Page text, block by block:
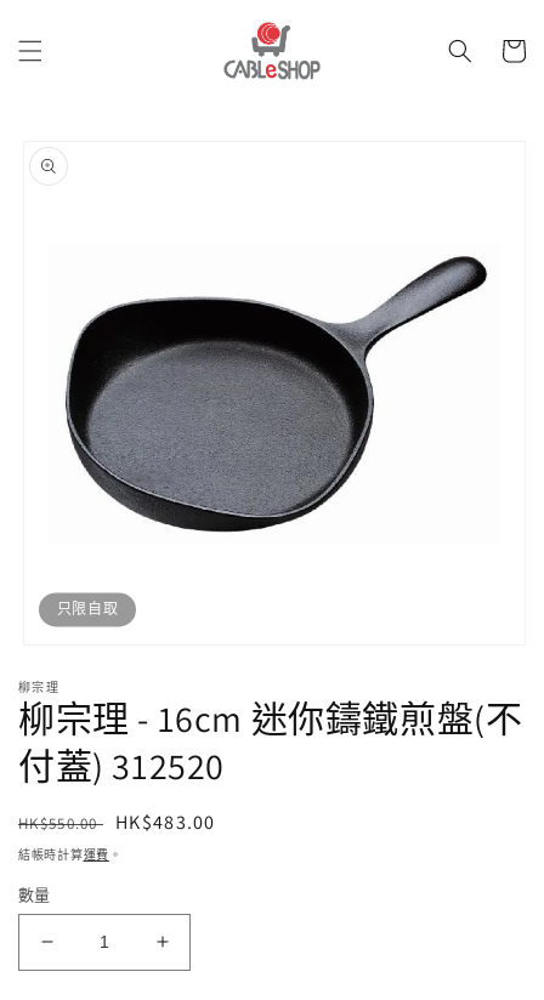
容
物
產品資
訊
啟
多
媒
體
檔
1
只限自取
柳宗理
柳宗理 - 16cm 迷你鑄鐵煎盤(不
付蓋) 312520
定
價
HK$550.00
售
價
HK$483.00
結帳時計算運費 。
數量